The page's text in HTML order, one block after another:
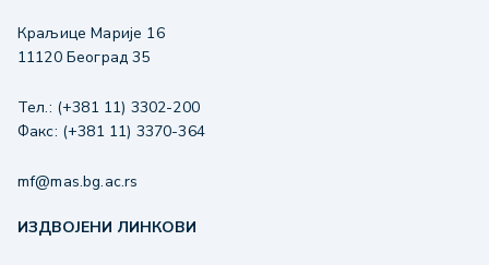
Краљице Марије 16
11120 Београд 35
Тел.: (+381 11) 3302-200
Факс: (+381 11) 3370-364
mf@mas.bg.ac.rs
ИЗДВОЈЕНИ ЛИНКОВИ